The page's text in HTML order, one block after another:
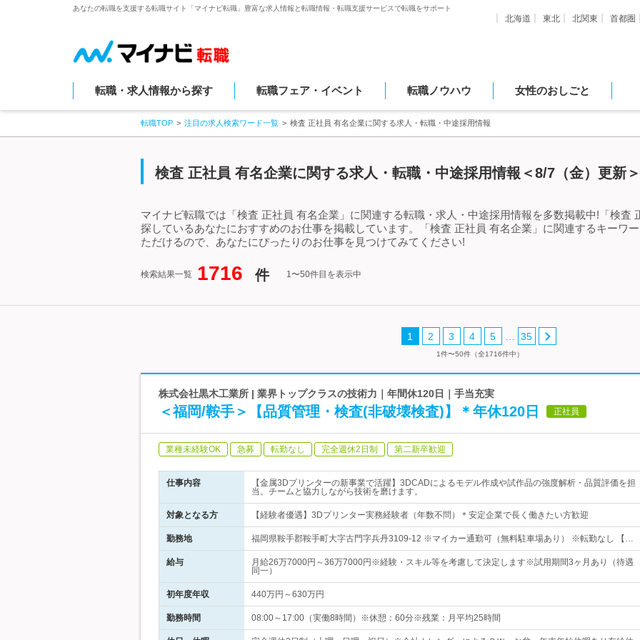
あなたの転職を支援する転職サイト「マイナビ転職」豊富な求人情報と転職情報・転職支援サービスで転職をサポート
北海道 東北 北関東 首都圏
転職・求人情報から探す 転職フェア・イベント 転職ノウハウ 女性のおしごと
転職TOP 注目の求人検索ワード一覧 検査 正社員 有名企業に関する求人・転職・中途採用情報
検査 正社員 有名企業に関する求人・転職・中途採用情報＜8/7（金）更新＞
マイナビ転職では「検査 正社員 有名企業」に関連する転職・求人・中途採用情報を多数掲載中!「検査
探しているあなたにおすすめのお仕事を掲載しています。「検査 正社員 有名企業」に関連するキーワ
ただけるので、あなたにぴったりのお仕事を見つけてみてください!
検索結果一覧 1716 件 1〜50件目を表示中
1 2 3 4 5 35
1件〜50件（全1716件中）
株式会社黒木工業所 | 業界トップクラスの技術力｜年間休120日｜手当充実
＜福岡/鞍手＞【品質管理・検査(非破壊検査)】＊年休120日 正社員
業種未経験OK 急募 転勤なし 完全週休2日制 第二新卒歓迎
仕事内容
【金属3Dプリンターの新事業で活躍】3DCADによるモデル作成や試作品の強度解析・品質評価を担
当。チームと協力しながら技術を磨けます。
対象となる方 【経験者優遇】3Dプリンター実務経験者（年数不問）＊安定企業で長く働きたい方歓迎
勤務地 福岡県鞍手郡鞍手町大字古門字兵丹3109-12 ※マイカー通勤可（無料駐車場あり） ※転勤なし 【…
給与
月給26万7000円～36万7000円※経験・スキル等を考慮して決定します※試用期間3ヶ月あり（待遇
同一）
初年度年収 440万円～630万円
勤務時間 08:00～17:00（実働8時間）※休憩：60分※残業：月平均25時間